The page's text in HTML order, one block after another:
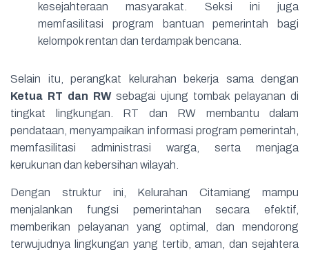
kesejahteraan masyarakat. Seksi ini juga
memfasilitasi program bantuan pemerintah bagi
kelompok rentan dan terdampak bencana.
Selain itu, perangkat kelurahan bekerja sama dengan
Ketua RT dan RWsebagai ujung tombak pelayanan di
tingkat lingkungan. RT dan RW membantu dalam
pendataan, menyampaikan informasi program pemerintah,
memfasilitasi administrasi warga, serta menjaga
kerukunan dan kebersihan wilayah.
Dengan struktur ini, Kelurahan Citamiang mampu
menjalankan fungsi pemerintahan secara efektif,
memberikan pelayanan yang optimal, dan mendorong
terwujudnya lingkungan yang tertib, aman, dan sejahtera